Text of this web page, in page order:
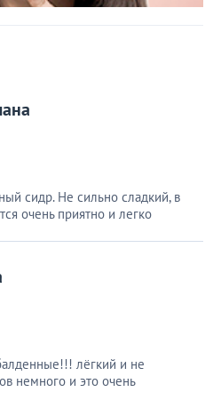
сидр. Не сильно сладкий, в
очень приятно и легко
лёгкий и не
немного и это очень